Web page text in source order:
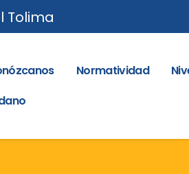
Tolima
Normatividad